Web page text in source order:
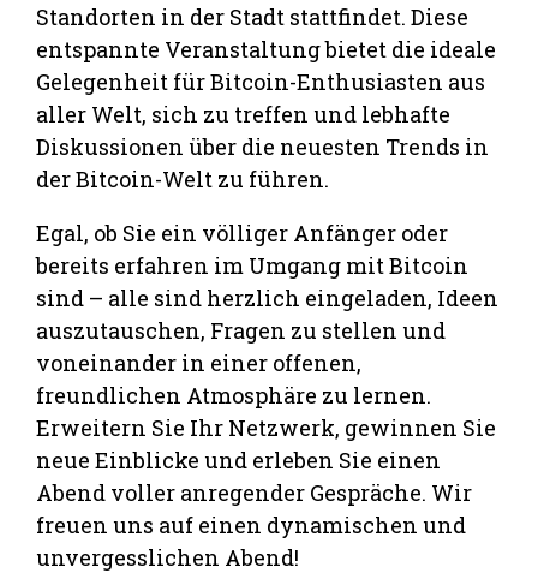
Standorten in der Stadt stattfindet. Diese
entspannte Veranstaltung bietet die ideale
Gelegenheit für Bitcoin-Enthusiasten aus
aller Welt, sich zu treffen und lebhafte
Diskussionen über die neuesten Trends in
der Bitcoin-Welt zu führen.
Egal, ob Sie ein völliger Anfänger oder
bereits erfahren im Umgang mit Bitcoin
sind – alle sind herzlich eingeladen, Ideen
auszutauschen, Fragen zu stellen und
voneinander in einer offenen,
freundlichen Atmosphäre zu lernen.
Erweitern Sie Ihr Netzwerk, gewinnen Sie
neue Einblicke und erleben Sie einen
Abend voller anregender Gespräche. Wir
freuen uns auf einen dynamischen und
unvergesslichen Abend!